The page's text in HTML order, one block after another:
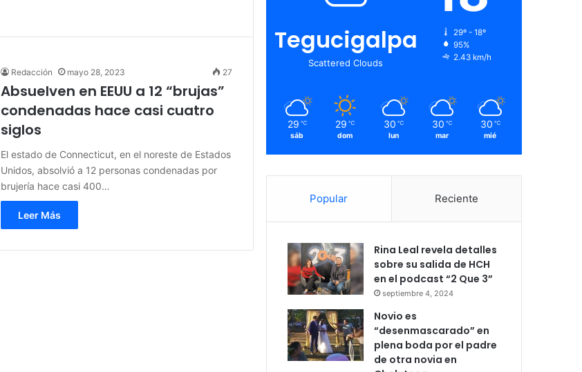
Redacción mayo 28, 2023 27
Absuelven en EEUU a 12 “brujas”
condenadas hace casi cuatro
siglos
El estado de Connecticut, en el noreste de Estados
Unidos, absolvió a 12 personas condenadas por
brujería hace casi 400…
Leer Más
Tegucigalpa
Scattered Clouds
29º - 18º
95%
2.43 km/h
29 ℃
sáb
29 ℃
dom
30 ℃
lun
30 ℃
mar
30 ℃
mié
Popular Reciente
Rina Leal revela detalles
sobre su salida de HCH
en el podcast “2 Que 3”
septiembre 4, 2024
Novio es
“desenmascarado” en
plena boda por el padre
de otra novia en